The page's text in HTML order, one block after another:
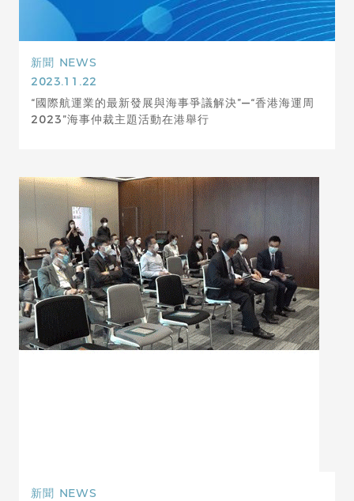
新聞 NEWS
2023.11.22
“國際航運業的最新發展與海事爭議解決”—“香港海運周
2023”海事仲裁主題活動在港舉行
新聞 NEWS